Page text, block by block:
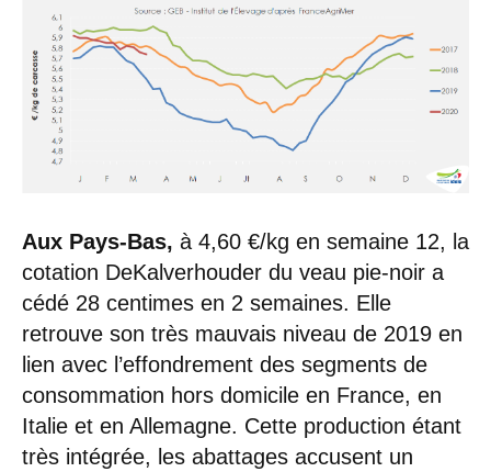
Aux Pays-Bas, à 4,60 €/kg en semaine 12, la
cotation DeKalverhouder du veau pie-noir a
cédé 28 centimes en 2 semaines. Elle
retrouve son très mauvais niveau de 2019 en
lien avec l’effondrement des segments de
consommation hors domicile en France, en
Italie et en Allemagne. Cette production étant
très intégrée, les abattages accusent un